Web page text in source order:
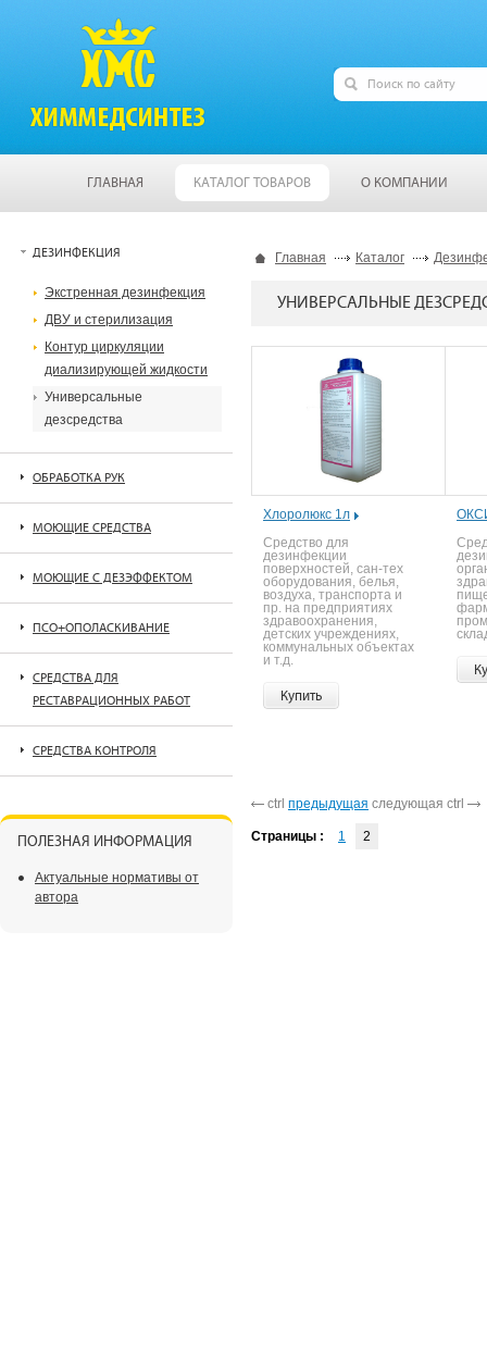
ГЛАВНАЯ КАТАЛОГ ТОВАРОВ О КОМПАНИИ
Главная Каталог
УНИВЕРСАЛЬНЫЕ
Хлоролюкс 1л
Средство для
дезинфекции
поверхностей, сан-тех
оборудования, белья,
воздуха, транспорта и
пр. на предприятиях
здравоохранения,
детских учреждениях,
коммунальных объектах
и т.д.
Купить
ctrl предыдущая следующая ctrl
Страницы : 1 2
ДЕЗИНФЕКЦИЯ
Экстренная дезинфекция
ДВУ и стерилизация
Контур циркуляции
диализирующей жидкости
Универсальные
дезсредства
ОБРАБОТКА РУК
МОЮЩИЕ СРЕДСТВА
МОЮЩИЕ С ДЕЗЭФФЕКТОМ
ПСО+ОПОЛАСКИВАНИЕ
СРЕДСТВА ДЛЯ
РЕСТАВРАЦИОННЫХ РАБОТ
СРЕДСТВА КОНТРОЛЯ
ПОЛЕЗНАЯ ИНФОРМАЦИЯ
Актуальные нормативы от
автора